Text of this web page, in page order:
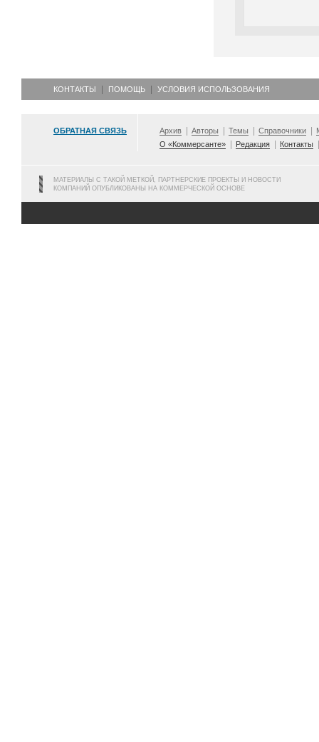
КОНТАКТЫ ПОМОЩЬ УСЛОВИЯ ИСПОЛЬЗОВАНИЯ
ОБРАТНАЯ СВЯЗЬ Архив Авторы Темы Справочники
О «Коммерсанте»
Редакция Контакты
МАТЕРИАЛЫ С ТАКОЙ МЕТКОЙ, ПАРТНЕРСКИЕ ПРОЕКТЫ И НОВОСТИ
КОМПАНИЙ ОПУБЛИКОВАНЫ НА КОММЕРЧЕСКОЙ ОСНОВЕ